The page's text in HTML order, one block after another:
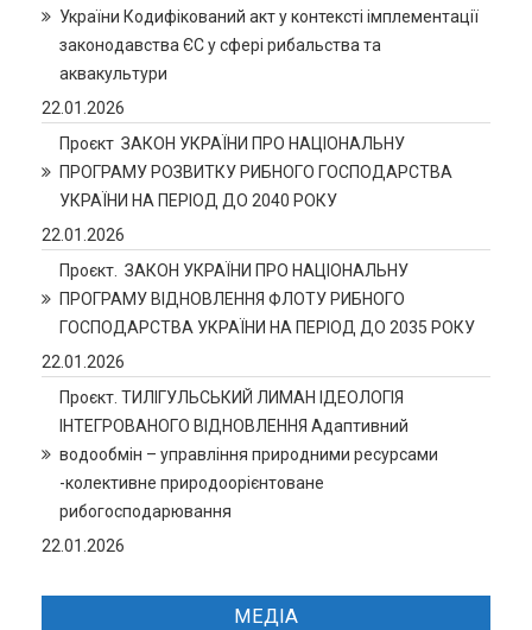
України Кодифікований акт у контексті імплементації
законодавства ЄС у сфері рибальства та
аквакультури
22.01.2026
Проєкт ЗАКОН УКРАЇНИ ПРО НАЦІОНАЛЬНУ
ПРОГРАМУ РОЗВИТКУ РИБНОГО ГОСПОДАРСТВА
УКРАЇНИ НА ПЕРІОД ДО 2040 РОКУ
22.01.2026
Проєкт. ЗАКОН УКРАЇНИ ПРО НАЦІОНАЛЬНУ
ПРОГРАМУ ВІДНОВЛЕННЯ ФЛОТУ РИБНОГО
ГОСПОДАРСТВА УКРАЇНИ НА ПЕРІОД ДО 2035 РОКУ
22.01.2026
Проєкт. ТИЛІГУЛЬСЬКИЙ ЛИМАН ІДЕОЛОГІЯ
ІНТЕГРОВАНОГО ВІДНОВЛЕННЯ Адаптивний
водообмін – управління природними ресурсами
-колективне природоорієнтоване
рибогосподарювання
22.01.2026
МЕДІА